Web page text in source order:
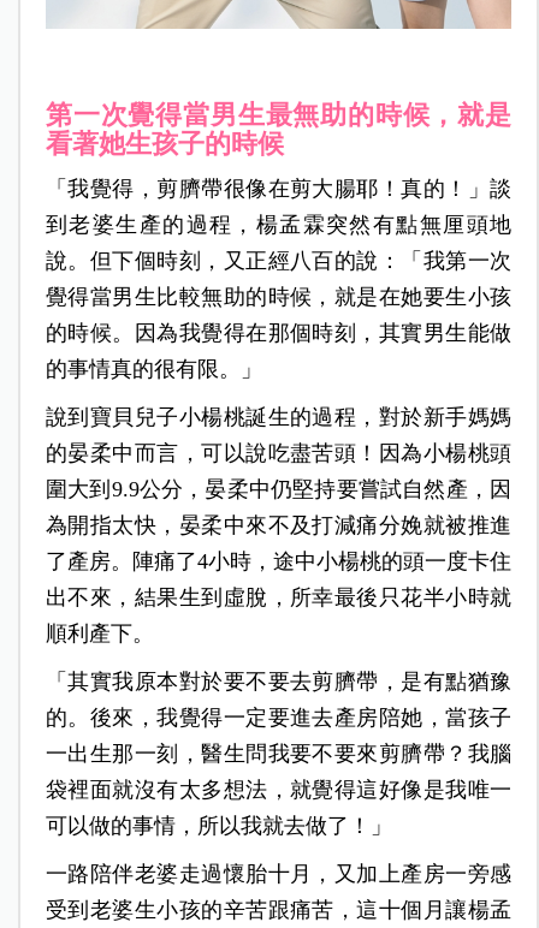
第一次覺得當男生最無助的時候，就是
看著她生孩子的時候
「我覺得，剪臍帶很像在剪大腸耶！真的！」談
到老婆生產的過程，楊孟霖突然有點無厘頭地
說。但下個時刻，又正經八百的說：「我第一次
覺得當男生比較無助的時候，就是在她要生小孩
的時候。因為我覺得在那個時刻，其實男生能做
的事情真的很有限。」
說到寶貝兒子小楊桃誕生的過程，對於新手媽媽
的晏柔中而言，可以說吃盡苦頭！因為小楊桃頭
圍大到9.9公分，晏柔中仍堅持要嘗試自然產，因
為開指太快，晏柔中來不及打減痛分娩就被推進
了產房。陣痛了4小時，途中小楊桃的頭一度卡住
出不來，結果生到虛脫，所幸最後只花半小時就
順利產下。
「其實我原本對於要不要去剪臍帶，是有點猶豫
的。後來，我覺得一定要進去產房陪她，當孩子
一出生那一刻，醫生問我要不要來剪臍帶？我腦
袋裡面就沒有太多想法，就覺得這好像是我唯一
可以做的事情，所以我就去做了！」
一路陪伴老婆走過懷胎十月，又加上產房一旁感
受到老婆生小孩的辛苦跟痛苦，這十個月讓楊孟